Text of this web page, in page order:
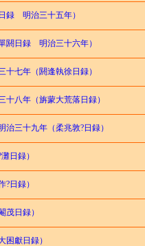
録 明治三十五年）
閼日録 明治三十六年）
七年（閼逢執徐日録）
八年（旃蒙大荒落日録）
三十九年（柔兆敦?日録）
日録）
?日録）
茂日録）
困獻日録）